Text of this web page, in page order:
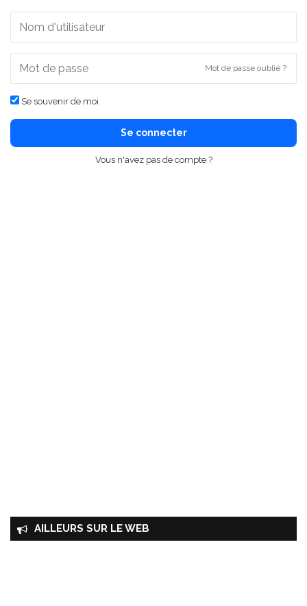
Mot de passe oublié ?
Se souvenir de moi
Se connecter
Vous n'avez pas de compte ?
AILLEURS SUR LE WEB